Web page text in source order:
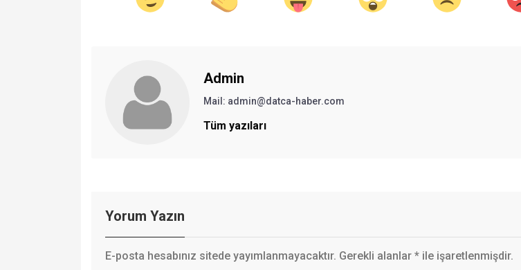
Admin
Mail: admin@datca-haber.com
Tüm yazıları
Yorum Yazın
E-posta hesabınız sitede yayımlanmayacaktır. Gerekli alanlar * ile işaretlenmişdir.